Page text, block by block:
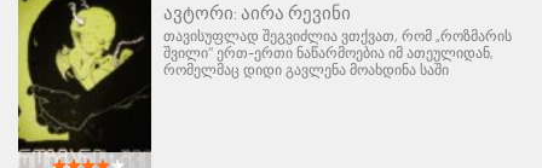
ავტორი: აირა რევინი
თავისუფლად შეგვიძლია ვთქვათ, რომ „როზმარის
შვილი" ერთ-ერთი ნაწარმოებია იმ ათეულიდან,
რომელმაც დიდი გავლენა მოახდინა საში